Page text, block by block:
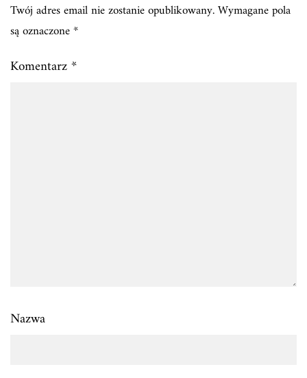
Twój adres email nie zostanie opublikowany.Wymagane pola
są oznaczone*
Komentarz*
Nazwa